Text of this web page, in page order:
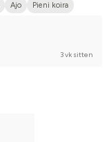
Ajo
Pieni koira
3 vk sitten